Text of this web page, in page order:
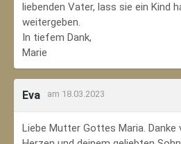
liebenden Vater, lass sie ein Kind
weitergeben.
In tiefem Dank,
Marie
Eva am 18.03.2023
Liebe Mutter Gottes Maria. Danke